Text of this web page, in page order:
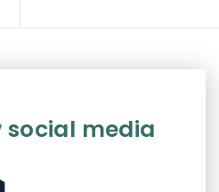
social media